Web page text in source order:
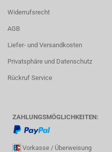
Widerrufsrecht
AGB
Liefer- und Versandkosten
Privatsphäre und Datenschutz
Rückruf Service
ZAHLUNGSMÖGLICHKEITEN:
Vorkasse / Überweisung